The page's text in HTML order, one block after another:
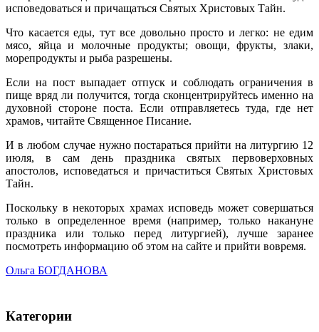
исповедоваться и причащаться Святых Христовых Тайн.
Что касается еды, тут все довольно просто и легко: не едим
мясо, яйца и молочные продукты; овощи, фрукты, злаки,
морепродукты и рыба разрешены.
Если на пост выпадает отпуск и соблюдать ограничения в
пище вряд ли получится, тогда сконцентрируйтесь именно на
духовной стороне поста. Если отправляетесь туда, где нет
храмов, читайте Священное Писание.
И в любом случае нужно постараться прийти на литургию 12
июля, в сам день праздника святых первоверховных
апостолов, исповедаться и причаститься Святых Христовых
Тайн.
Поскольку в некоторых храмах исповедь может совершаться
только в определенное время (например, только накануне
праздника или только перед литургией), лучше заранее
посмотреть информацию об этом на сайте и прийти вовремя.
Ольга БОГДАНОВА
Категории